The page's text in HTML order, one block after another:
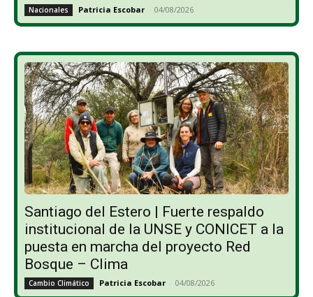
Nacionales Patricia Escobar - 04/08/2026
Santiago del Estero | Fuerte respaldo
institucional de la UNSE y CONICET a la
puesta en marcha del proyecto Red
Bosque – Clima
Cambio Climático Patricia Escobar - 04/08/2026